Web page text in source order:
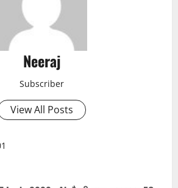
Neeraj
Subscriber
View All Posts